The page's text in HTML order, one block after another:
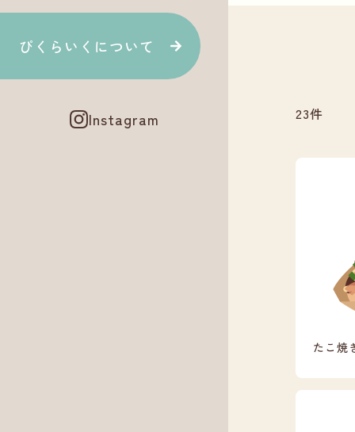
ぴくらいくについて
Instagram 23件
たこ焼